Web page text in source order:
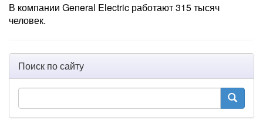
В компании General Electric работают 315 тысяч
человек.
Поиск по сайту